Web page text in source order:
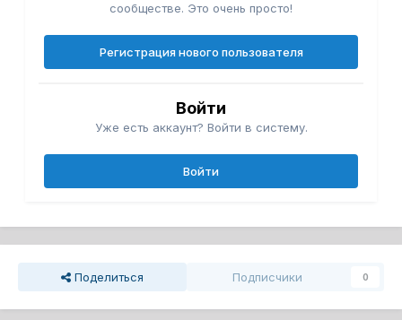
сообществе. Это очень просто!
Регистрация нового пользователя
Войти
Уже есть аккаунт? Войти в систему.
Войти
Поделиться Подписчики 0